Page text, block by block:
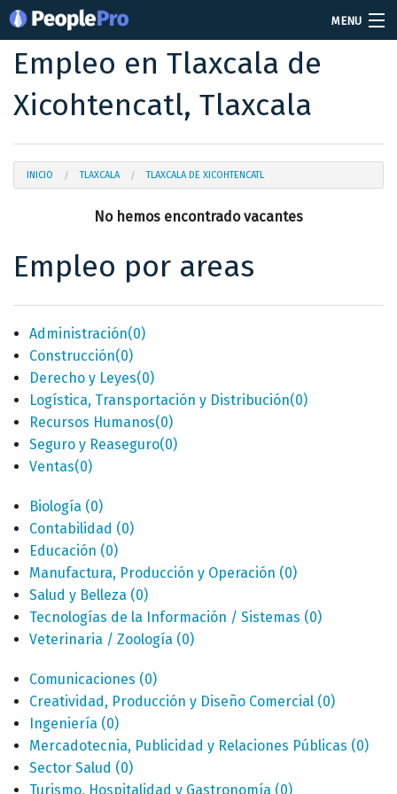
MENU
Soy reclutador
Precios
Iniciar sesión
Crear cuenta
Empleo en Tlaxcala de
Xicohtencatl, Tlaxcala
INICIO TLAXCALA TLAXCALA DE XICOHTENCATL
No hemos encontrado vacantes
Empleo por areas
Administración(0)
Construcción(0)
Derecho y Leyes(0)
Logística, Transportación y Distribución(0)
Recursos Humanos(0)
Seguro y Reaseguro(0)
Ventas(0)
Biología (0)
Contabilidad (0)
Educación (0)
Manufactura, Producción y Operación (0)
Salud y Belleza (0)
Tecnologías de la Información / Sistemas (0)
Veterinaria / Zoología (0)
Comunicaciones (0)
Creatividad, Producción y Diseño Comercial (0)
Ingeniería (0)
Mercadotecnia, Publicidad y Relaciones Públicas (0)
Sector Salud (0)
Turismo, Hospitalidad y Gastronomía (0)